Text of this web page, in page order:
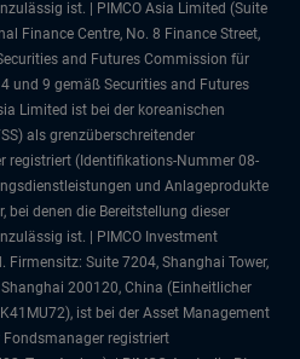
ist. | PIMCO Asia Limited (Suite
Finance Centre, No. 8 Finance Street,
and Futures Commission für
und 9 gemäß Securities and Futures
Limited ist bei der koreanischen
als grenzüberschreitender
registriert (Identifikations-Nummer 08-
und Anlageprodukte
bei denen die Bereitstellung dieser
ist. | PIMCO Investment
Suite 7204, Shanghai Tower,
200120, China (Einheitlicher
ist bei der Asset Management
registriert